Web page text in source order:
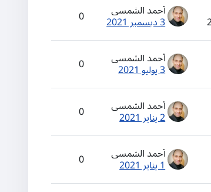
أحمد الشمسي
3 ديسمبر 2021 0
أحمد الشمسي
3 يوليو 2021 0
أحمد الشمسي
2 يناير 2021 0
أحمد الشمسي
1 يناير 2021 0